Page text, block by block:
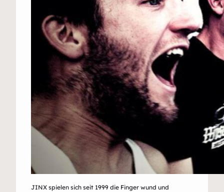
JINX spielen sich seit 1999 die Finger wund und